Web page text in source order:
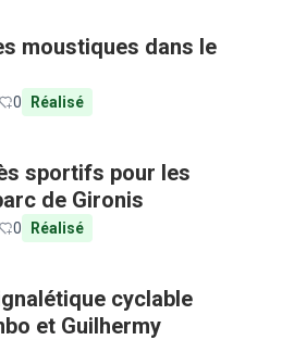
moustiques dans le
0 Réalisé
sportifs pour les
de Gironis
0 Réalisé
cyclable
et Guilhermy